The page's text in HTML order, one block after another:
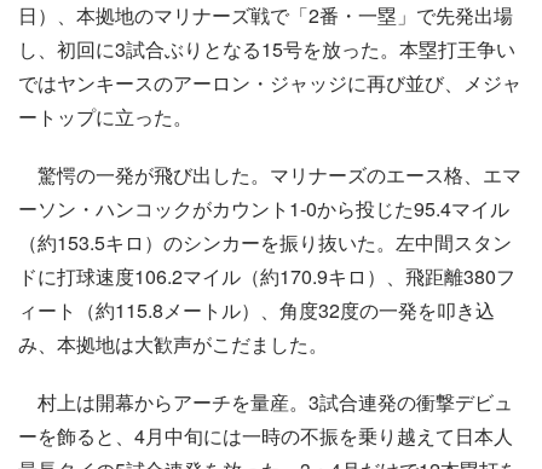
日）、本拠地のマリナーズ戦で「2番・一塁」で先発出場
し、初回に3試合ぶりとなる15号を放った。本塁打王争い
ではヤンキースのアーロン・ジャッジに再び並び、メジャ
ートップに立った。
驚愕の一発が飛び出した。マリナーズのエース格、エマ
ーソン・ハンコックがカウント1-0から投じた95.4マイル
（約153.5キロ）のシンカーを振り抜いた。左中間スタン
ドに打球速度106.2マイル（約170.9キロ）、飛距離380フ
ィート（約115.8メートル）、角度32度の一発を叩き込
み、本拠地は大歓声がこだました。
村上は開幕からアーチを量産。3試合連発の衝撃デビュ
ーを飾ると、4月中旬には一時の不振を乗り越えて日本人